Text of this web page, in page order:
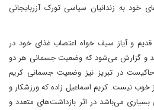
خود به زندانیان سیاسی تورک آزربایجانی
و آیاز سیف خواه اعتصاب غذای خود در
و گزارش می‌شود که وضعیت جسمانی هر دو
حاکیست در تبریز نیز وضعیت جسمانی کریم
بند ۵ زندان تبریز خوب نیست. کریم اسماعیل زاده که ورزشکار و
می‌باشد در اثر بازداشت‌های متعدد و